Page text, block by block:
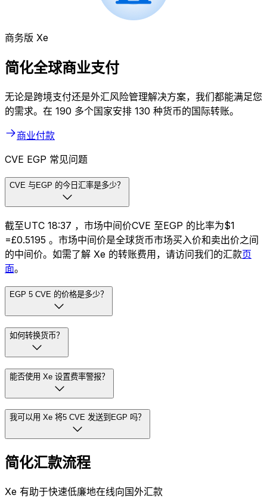
商务版 Xe
简化全球商业支付
无论是跨境支付还是外汇风险管理解决方案，我们都能满足您
的需求。在 190 多个国家安排 130 种货币的国际转账。
商业付款
CVE EGP 常见问题
CVE 与EGP 的今日汇率是多少？
截至UTC 18:37 ，市场中间价CVE 至EGP 的比率为$1
=£0.5195 。市场中间价是全球货币市场买入价和卖出价之间
的中间价。如需了解 Xe 的转账费用，请访问我们的汇款页
面。
EGP 5 CVE 的价格是多少？
如何转换货币？
能否使用 Xe 设置费率警报？
我可以用 Xe 将5 CVE 发送到EGP 吗？
简化汇款流程
Xe 有助于快速低廉地在线向国外汇款